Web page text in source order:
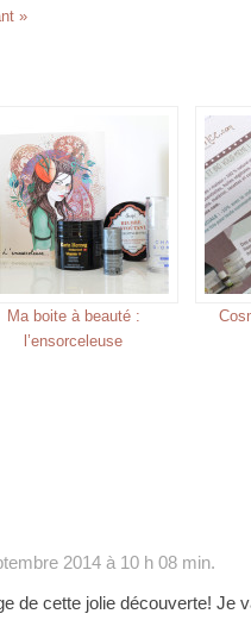
»
Ma boite à beauté :
l’ensorceleuse
2014 à 10 h 08 min.
de cette jolie découverte! Je